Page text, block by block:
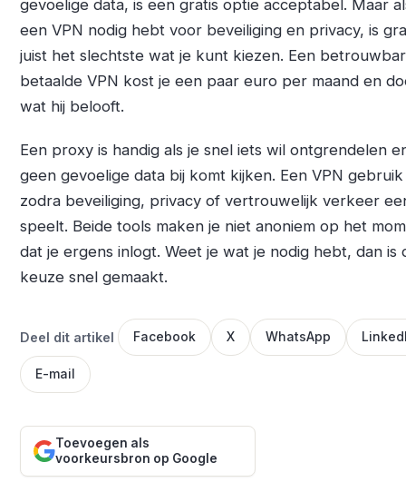
gevoelige data, is een gratis optie acceptabel. Maar
een VPN nodig hebt voor beveiliging en privacy, is
juist het slechtste wat je kunt kiezen. Een
betaalde VPN kost je een paar euro per maand en
wat hij belooft.
Een proxy is handig als je snel iets wil ontgrendelen
geen gevoelige data bij komt kijken. Een VPN gebruik
zodra beveiliging, privacy of vertrouwelijk verkeer
speelt. Beide tools maken je niet anoniem op het
dat je ergens inlogt. Weet je wat je nodig hebt, dan is
keuze snel gemaakt.
Deel dit artikel Facebook X WhatsApp
E-mail
Toevoegen als
voorkeursbron op Google